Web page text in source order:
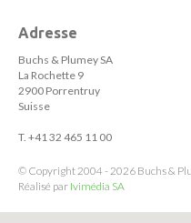
Adresse
Buchs & Plumey SA
La Rochette 9
2900 Porrentruy
Suisse
T. +41 32 465 11 00
© Copyright 2004 - 2026 Buchs &
Réalisé par Ivimédia SA